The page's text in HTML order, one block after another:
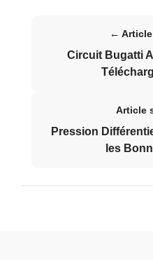
←
Circuit Bugatti
Article
Pression
les